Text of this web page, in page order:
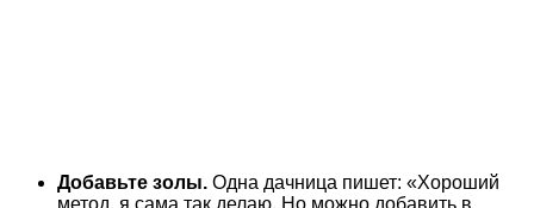
Добавьте золы. Одна дачница пишет: «Хороший
метод, я сама так делаю. Но можно добавить в